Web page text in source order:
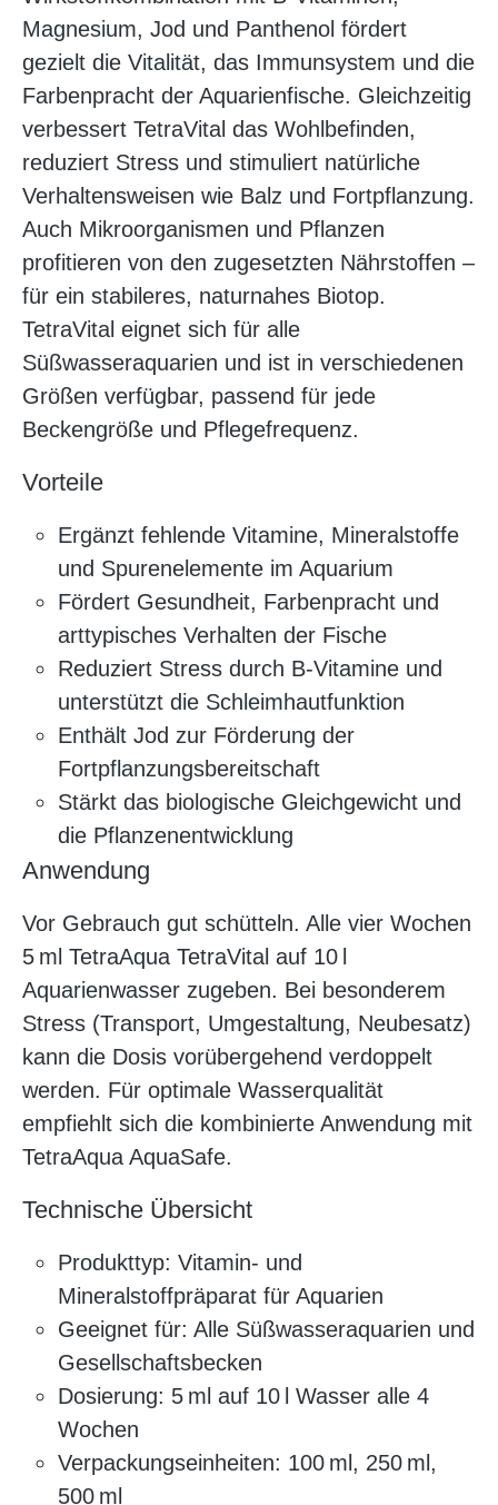
Magnesium, Jod und Panthenol fördert
gezielt die Vitalität, das Immunsystem und die
Farbenpracht der Aquarienfische. Gleichzeitig
verbessert TetraVital das Wohlbefinden,
reduziert Stress und stimuliert natürliche
Verhaltensweisen wie Balz und Fortpflanzung.
Auch Mikroorganismen und Pflanzen
profitieren von den zugesetzten Nährstoffen –
für ein stabileres, naturnahes Biotop.
TetraVital eignet sich für alle
Süßwasseraquarien und ist in verschiedenen
Größen verfügbar, passend für jede
Beckengröße und Pflegefrequenz.
Vorteile
Ergänzt fehlende Vitamine, Mineralstoffe
und Spurenelemente im Aquarium
Fördert Gesundheit, Farbenpracht und
arttypisches Verhalten der Fische
Reduziert Stress durch B-Vitamine und
unterstützt die Schleimhautfunktion
Enthält Jod zur Förderung der
Fortpflanzungsbereitschaft
Stärkt das biologische Gleichgewicht und
die Pflanzenentwicklung
Anwendung
Vor Gebrauch gut schütteln. Alle vier Wochen
5 ml TetraAqua TetraVital auf 10 l
Aquarienwasser zugeben. Bei besonderem
Stress (Transport, Umgestaltung, Neubesatz)
kann die Dosis vorübergehend verdoppelt
werden. Für optimale Wasserqualität
empfiehlt sich die kombinierte Anwendung mit
TetraAqua AquaSafe.
Technische Übersicht
Produkttyp: Vitamin- und
Mineralstoffpräparat für Aquarien
Geeignet für: Alle Süßwasseraquarien und
Gesellschaftsbecken
Dosierung: 5 ml auf 10 l Wasser alle 4
Wochen
Verpackungseinheiten: 100 ml, 250 ml,
500 ml